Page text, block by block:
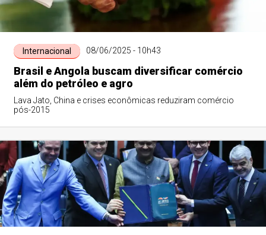
Internacional 08/06/2025 - 10h43
Brasil e Angola buscam diversificar comércio
além do petróleo e agro
Lava Jato, China e crises econômicas reduziram comércio
pós-2015